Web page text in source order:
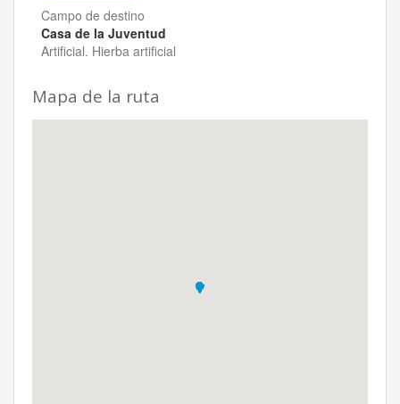
Campo de destino
Casa de la Juventud
Artificial. Hierba artificial
Mapa de la ruta